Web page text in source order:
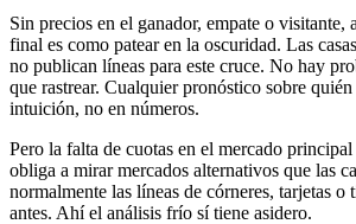
Sin precios en el ganador, empate o visitante,
final es como patear en la oscuridad. Las
no publican líneas para este cruce. No hay
que rastrear. Cualquier pronóstico sobre quién
intuición, no en números.
Pero la falta de cuotas en el mercado
obliga a mirar mercados alternativos que las
normalmente las líneas de córneres, tarjetas o
antes. Ahí el análisis frío sí tiene asidero.